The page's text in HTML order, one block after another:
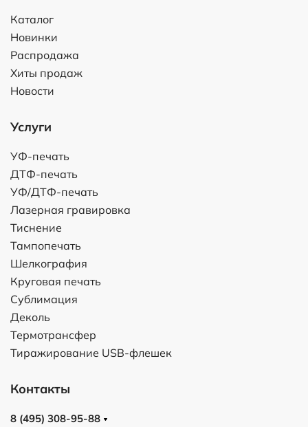
Каталог
Новинки
Распродажа
Хиты продаж
Новости
Услуги
УФ-печать
ДТФ-печать
УФ/ДТФ-печать
Лазерная гравировка
Тиснение
Тампопечать
Шелкография
Круговая печать
Сублимация
Деколь
Термотрансфер
Тиражирование USB-флешек
Контакты
8 (495) 308-95-88